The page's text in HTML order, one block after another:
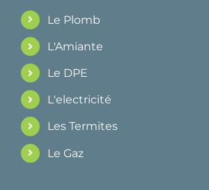
Le Plomb
L'Amiante
Le DPE
L'electricité
Les Termites
Le Gaz